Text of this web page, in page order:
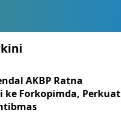
AKBP Ratna
ke Forkopimda, Perkuat